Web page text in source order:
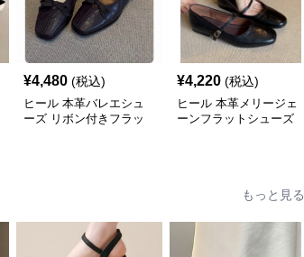
¥4,480 (税込)
ヒール 本革バレエシュ
ーズ リボン付きフラッ
¥4,220 (税込)
ヒール 本革メリージェ
ーンフラットシューズ
もっと見る